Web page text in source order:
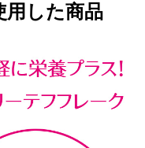
した商品